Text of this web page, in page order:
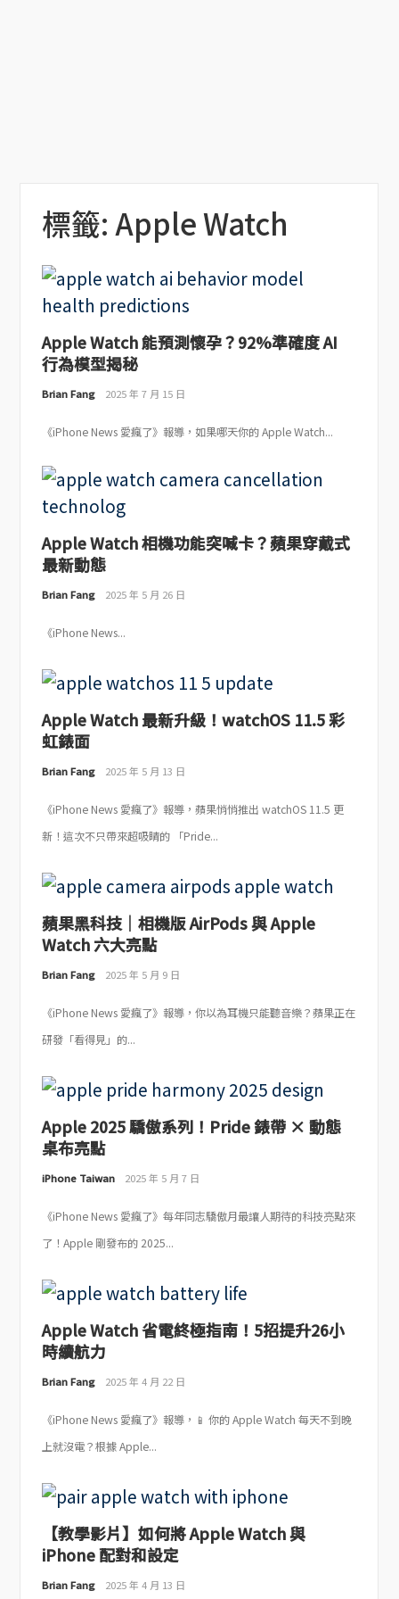
標籤: Apple Watch
Apple Watch 能預測懷孕？92%準確度 AI
行為模型揭秘
Brian Fang 2025 年 7 月 15 日
《iPhone News 愛瘋了》報導，如果哪天你的 Apple Watch...
Apple Watch 相機功能突喊卡？蘋果穿戴式
最新動態
Brian Fang 2025 年 5 月 26 日
《iPhone News...
Apple Watch 最新升級！watchOS 11.5 彩
虹錶面
Brian Fang 2025 年 5 月 13 日
《iPhone News 愛瘋了》報導，蘋果悄悄推出 watchOS 11.5 更
新！這次不只帶來超吸睛的 「Pride...
蘋果黑科技｜相機版 AirPods 與 Apple
Watch 六大亮點
Brian Fang 2025 年 5 月 9 日
《iPhone News 愛瘋了》報導，你以為耳機只能聽音樂？蘋果正在
研發「看得見」的...
Apple 2025 驕傲系列！Pride 錶帶 × 動態
桌布亮點
iPhone Taiwan 2025 年 5 月 7 日
《iPhone News 愛瘋了》每年同志驕傲月最讓人期待的科技亮點來
了！Apple 剛發布的 2025...
Apple Watch 省電終極指南！5招提升26小
時續航力
Brian Fang 2025 年 4 月 22 日
《iPhone News 愛瘋了》報導，📱 你的 Apple Watch 每天不到晚
上就沒電？根據 Apple...
【教學影片】如何將 Apple Watch 與
iPhone 配對和設定
Brian Fang 2025 年 4 月 13 日